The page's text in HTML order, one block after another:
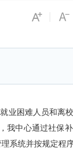
困难人员和离
我中心通过社保
系统并按规定程序